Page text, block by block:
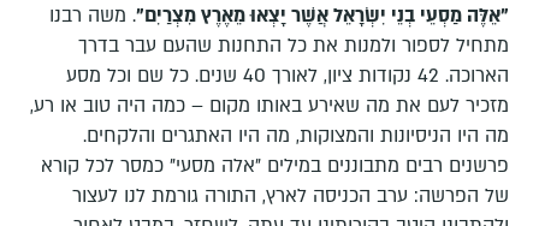
"אֵלֶּה מַסְעֵי בְנֵי יִשְׂרָאֵל אֲשֶׁר יָצְאוּ מֵאֶרֶץ מִצְרַיִם". משה רבנו
מתחיל לספור ולמנות את כל התחנות שהעם עבר בדרך
הארוכה. 42 נקודות ציון, לאורך 40 שנים. כל שם וכל מסע
מזכיר לעם את מה שאירע באותו מקום – כמה היה טוב או רע,
מה היו הניסיונות והמצוקות, מה היו האתגרים והלקחים.
פרשנים רבים מתבוננים במילים "אלה מסעי" כמסר לכל קורא
של הפרשה: ערב הכניסה לארץ, התורה גורמת לנו לעצור